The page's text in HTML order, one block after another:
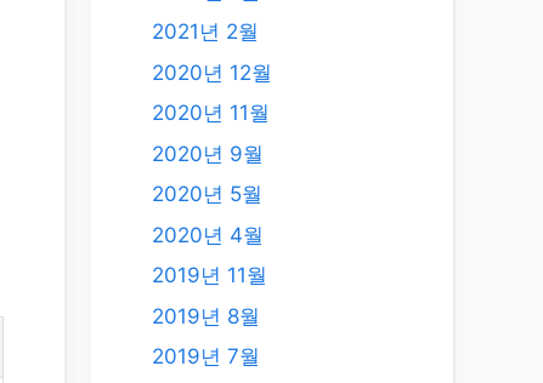
2021년 2월
2020년 12월
2020년 11월
2020년 9월
2020년 5월
2020년 4월
2019년 11월
2019년 8월
2019년 7월